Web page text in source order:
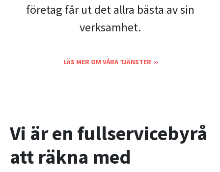
företag får ut det allra bästa av sin
verksamhet.
LÄS MER OM VÅRA TJÄNSTER
Vi är en fullservicebyrå
att räkna med